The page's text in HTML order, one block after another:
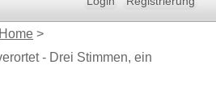
Home >
- Drei Stimmen, ein